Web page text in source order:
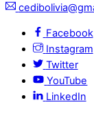
Facebook
Instagram
Twitter
YouTube
LinkedIn